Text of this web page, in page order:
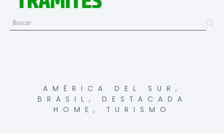
AMÉRICA DEL SUR ,
BRASIL , DESTACADA
HOME , TURISMO